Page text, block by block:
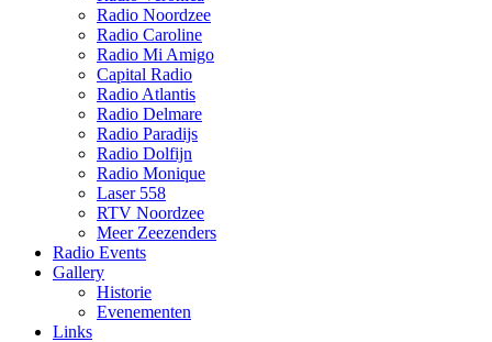
Radio Noordzee
Radio Caroline
Radio Mi Amigo
Capital Radio
Radio Atlantis
Radio Delmare
Radio Paradijs
Radio Dolfijn
Radio Monique
Laser 558
RTV Noordzee
Meer Zeezenders
Radio Events
Gallery
Historie
Evenementen
Links